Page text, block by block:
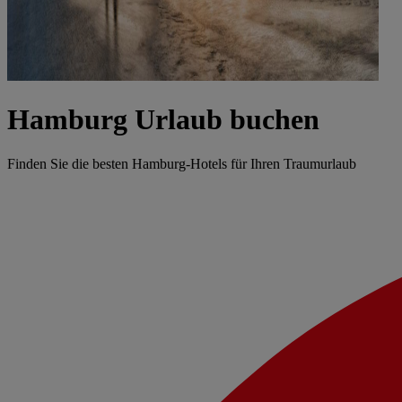
Hamburg Urlaub buchen
Finden Sie die besten Hamburg-Hotels für Ihren Traumurlaub